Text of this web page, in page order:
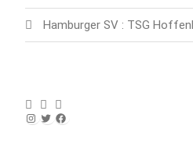
Hamburger SV : TSG
Instagram
TwitterFacebook